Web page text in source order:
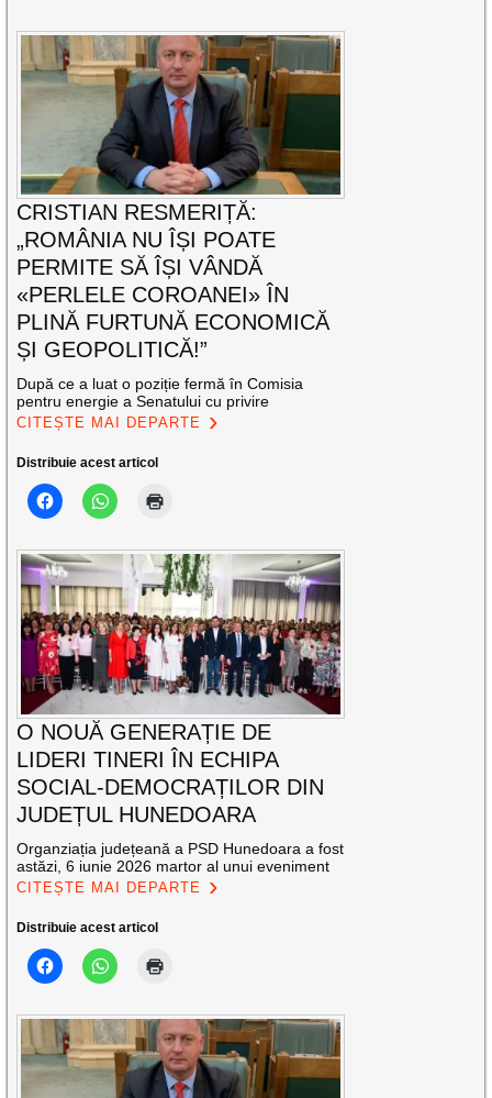
CRISTIAN RESMERIȚĂ:
„ROMÂNIA NU ÎȘI POATE
PERMITE SĂ ÎȘI VÂNDĂ
«PERLELE COROANEI» ÎN
PLINĂ FURTUNĂ ECONOMICĂ
ȘI GEOPOLITICĂ!”
După ce a luat o poziție fermă în Comisia
pentru energie a Senatului cu privire
CITEȘTE MAI DEPARTE
Distribuie acest articol
O NOUĂ GENERAȚIE DE
LIDERI TINERI ÎN ECHIPA
SOCIAL-DEMOCRAȚILOR DIN
JUDEȚUL HUNEDOARA
Organziația județeană a PSD Hunedoara a fost
astăzi, 6 iunie 2026 martor al unui eveniment
CITEȘTE MAI DEPARTE
Distribuie acest articol